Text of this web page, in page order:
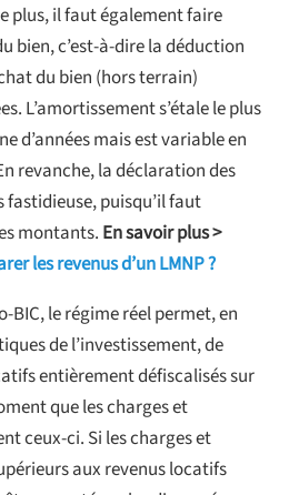
plus, il faut également faire
bien, c’est-à-dire la déduction
du bien (hors terrain)
L’amortissement s’étale le plus
d’années mais est variable en
revanche, la déclaration des
puisqu’il faut
montants. En savoir plus >
les revenus d’un LMNP ?
le régime réel permet, en
de l’investissement, de
entièrement défiscalisés sur
que les charges et
ceux-ci. Si les charges et
aux revenus locatifs